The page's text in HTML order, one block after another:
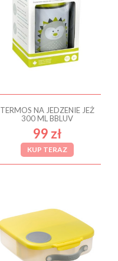
TERMOS NA JEDZENIE JEŻ
300 ML BBLUV
99 zł
KUP TERAZ